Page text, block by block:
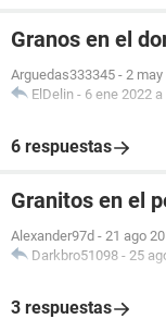
Granos en el
Arguedas333345 - 2 may
ElDelin - 6 ene 2022
6 respuestas
Granitos en el
Alexander97d - 21 ago
Darkbro51098 - 25
3 respuestas